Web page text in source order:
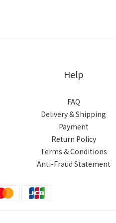
Help
FAQ
Delivery & Shipping
Payment
Return Policy
Terms & Conditions
Anti-Fraud Statement